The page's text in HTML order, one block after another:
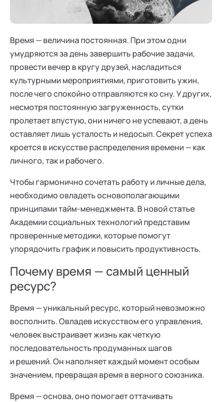
Время — величина постоянная. При этом одни
умудряются за день завершить рабочие задачи,
провести вечер в кругу друзей, насладиться
культурными мероприятиями, приготовить ужин,
после чего спокойно отправляются ко сну. У других,
несмотря постоянную загруженность, сутки
пролетает впустую, они ничего не успевают, а день
оставляет лишь усталость и недосып. Секрет успеха
кроется в искусстве распределения времени — как
личного, так и рабочего.
Чтобы гармонично сочетать работу и личные дела,
необходимо овладеть основополагающими
принципами тайм-менеджмента. В новой статье
Академии социальных технологий представим
проверенные методики, которые помогут
упорядочить график и повысить продуктивность.
Почему время — самый ценный
ресурс?
Время — уникальный ресурс, который невозможно
восполнить. Овладев искусством его управления,
человек выстраивает жизнь как четкую
последовательность продуманных шагов
и решений. Он наполняет каждый момент особым
значением, превращая время в верного союзника.
Время — основа, оно помогает оттачивать
Профессионалам